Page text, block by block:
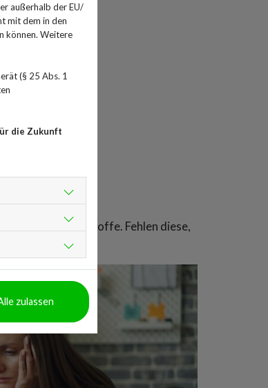
viele Mikronährstoffe. Fehlen diese,
außerhalb der EU/
mit dem in den
können. Weitere
(§ 25 Abs. 1
die Zukunft
zulassen